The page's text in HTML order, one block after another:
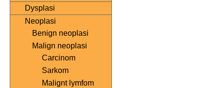
Dysplasi
Neoplasi
Benign neoplasi
Malign neoplasi
Carcinom
Sarkom
Malignt lymfom